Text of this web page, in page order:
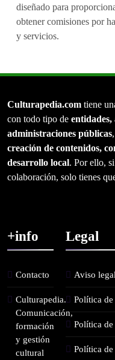
diseñado para
obtener comisiones por
y servicios.
Culturapedia.com tiene
con todo tipo de entidades,
administraciones públicas
creación de contenidos,
desarrollo local. Por ello,
colaboración, solo tienes
+info
Contacto
Culturapedia.
Comunicación,
formación
y gestión
cultural
Legal
Aviso legal
Política
Política
Política